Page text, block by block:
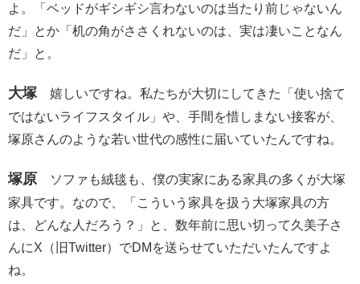
よ。「ベッドがギシギシ言わないのは当たり前じゃないん
だ」とか「机の角がささくれないのは、実は凄いことなん
だ」と。
大塚嬉しいですね。私たちが大切にしてきた「使い捨て
ではないライフスタイル」や、手間を惜しまない接客が、
塚原さんのような若い世代の感性に届いていたんですね。
塚原 ソファも絨毯も、僕の実家にある家具の多くが大塚
家具です。なので、「こういう家具を扱う大塚家具の方
は、どんな人だろう？」と、数年前に思い切って久美子さ
んにX（旧Twitter）でDMを送らせていただいたんですよ
ね。